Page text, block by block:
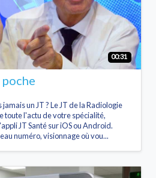
00:31
un JT ? Le JT de la Radiologie
toute l'actu de votre spécialité,
JT Santé sur iOS ou Android.
numéro, visionnage où vou...